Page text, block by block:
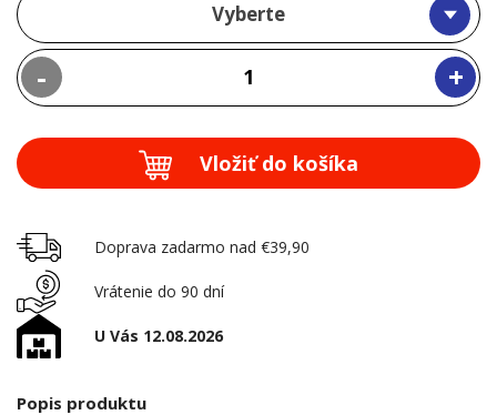
Vyberte
- +
Vložiť do košíka
Doprava zadarmo nad €39,90
Vrátenie do 90 dní
U Vás 12.08.2026
Popis produktu